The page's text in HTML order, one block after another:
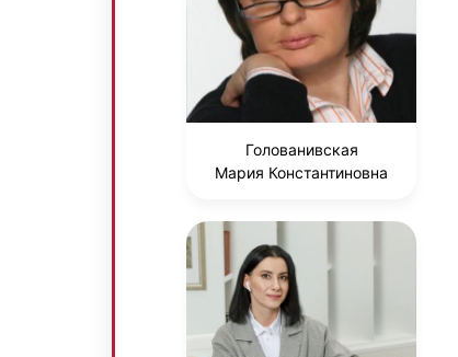
Голованивская
Мария Константиновна